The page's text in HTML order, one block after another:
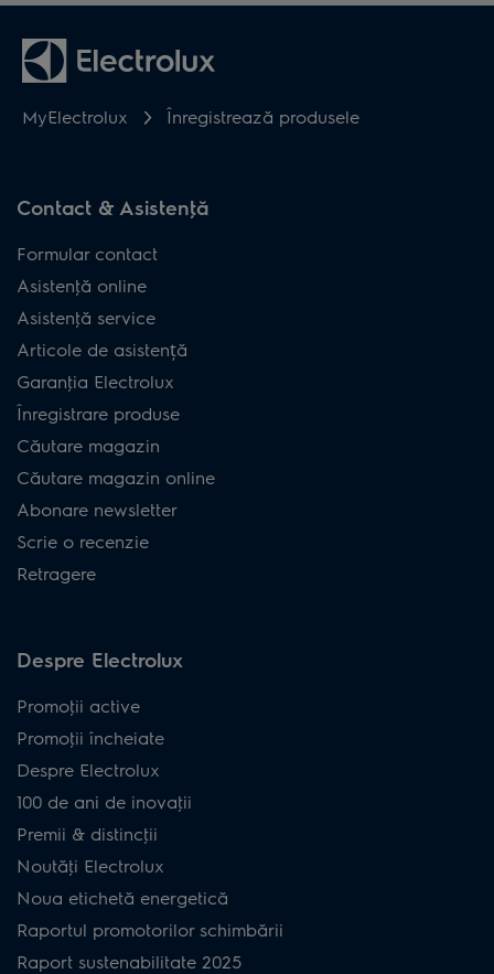
MyElectrolux Înregistrează produsele
Contact & Asistenţă
Formular contact
Asistenţă online
Asistenţă service
Articole de asistență
Garanţia Electrolux
Înregistrare produse
Căutare magazin
Căutare magazin online
Abonare newsletter
Scrie o recenzie
Retragere
Despre Electrolux
Promoţii active
Promoţii încheiate
Despre Electrolux
100 de ani de inovaţii
Premii & distincţii
Noutăţi Electrolux
Noua etichetă energetică
Raportul promotorilor schimbării
Raport sustenabilitate 2025